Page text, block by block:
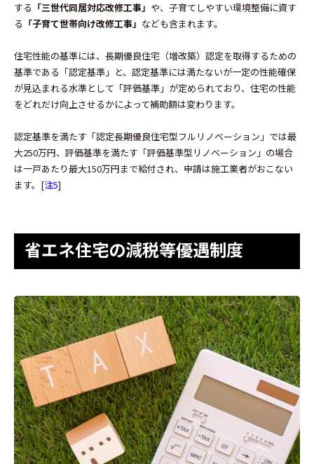
する 「三世代同居対応改修工事」 や、子育てしやすい環境整備に資す
る 「子育て世帯向け改修工事」 なども含まれます。
住宅性能の基準には、長期優良住宅（増改築）認定を取得するための
基準である「認定基準」と、認定基準には満たないが一定の性能確保
が見込まれる水準として「評価基準」が定められており、住宅の性能
をどれだけ向上させるかによって補助額は変わります。
認定基準を満たす「認定長期優良住宅型フルリノベーション」では最
大250万円、評価基準を満たす「評価基準型リノベーション」の場合
は一戸あたり最大150万円まで給付され、申請は施工業者がおこない
ます。[注5]
省エネ住宅の減税等優遇制度